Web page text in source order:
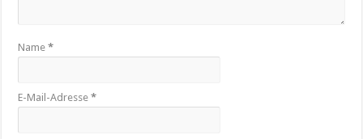
Name*
E-Mail-Adresse*